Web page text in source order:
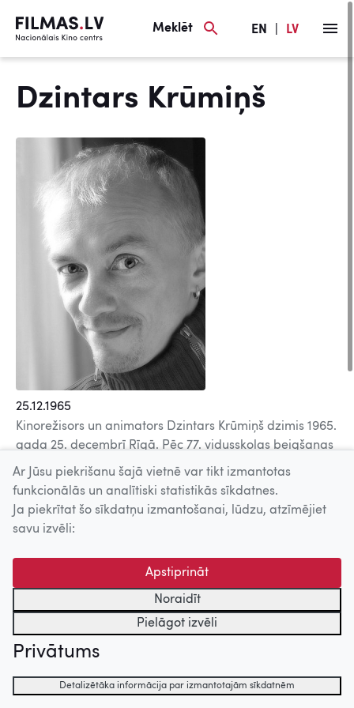
Meklēt EN LV
Dzintars Krūmiņš
25.12.1965
Kinorežisors un animators Dzintars Krūmiņš dzimis 1965.
gada 25. decembrī Rīgā. Pēc 77. vidusskolas beigšanas
(1984) mācījies Rīgas 3. tehniskajā skolā (1985), kur
apguvis kartogrāfa iemaņas. Jau kopš 1991. gada
darbojas animācijas studijā
Dauka
kā režisors,
animators un datoroperators, strādājis pie Rozes
Neparastie rīdzinieki(2001), ciklaPasaciņas(2002-03)
un daudzām citām filmām gan kā operators, gan skaņu
režisors; bijis fonu mākslinieks Anša Bērziņa filmā
Balāde par Kurbadu(2000), izpildmākslinieks Anša
Bērziņa un Rozes Stiebras režisētajā pilnmetrāžas
animācijas filmā
1994. gadā Dzintars Krūmiņš piedalījiesP.A.R.K. 4DTV:
Ar Jūsu piekrišanu šajā vietnē var tikt izmantotas
funkcionālās un analītiski statistikās sīkdatnes.
Ja piekrītat šo sīkdatņu izmantošanai, lūdzu, atzīmējiet
savu izvēli:
Apstiprināt
Noraidīt
Pielāgot izvēli
Privātums
Detalizētāka informācija par izmantotajām sīkdatnēm